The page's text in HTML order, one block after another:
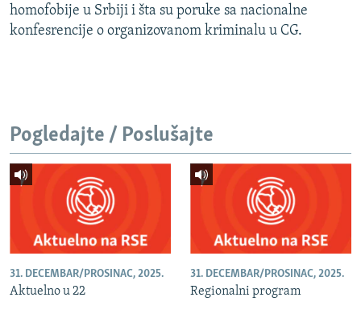
homofobije u Srbiji i šta su poruke sa nacionalne
konfesrencije o organizovanom kriminalu u CG.
Pogledajte / Poslušajte
31. DECEMBAR/PROSINAC, 2025.
Aktuelno u 22
31. DECEMBAR/PROSINAC, 2025.
Regionalni program